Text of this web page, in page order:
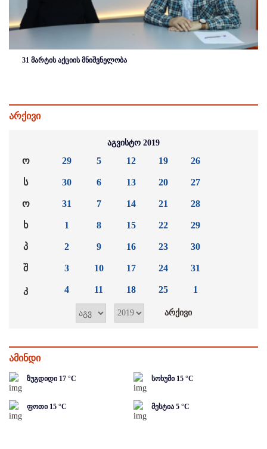
31 მარტის აქციის მნიშვნელობა
არქივი
აგვისტო 2019
ო
ს
ო
ხ
პ
შ
კ
29
30
31
1
2
3
4
5
6
7
8
9
10
11
12
13
14
15
16
17
18
19
20
21
22
23
24
25
26
27
28
29
30
31
1
ამინდი
ზუგდიდი 17 °C სოხუმი 15 °C
ფოთი 15 °C მესტია 5 °C